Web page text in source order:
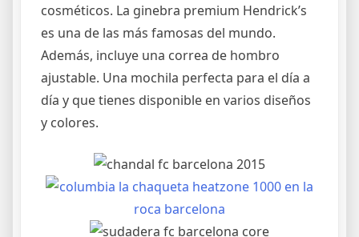
cosméticos. La ginebra premium Hendrick’s
es una de las más famosas del mundo.
Además, incluye una correa de hombro
ajustable. Una mochila perfecta para el día a
día y que tienes disponible en varios diseños
y colores.